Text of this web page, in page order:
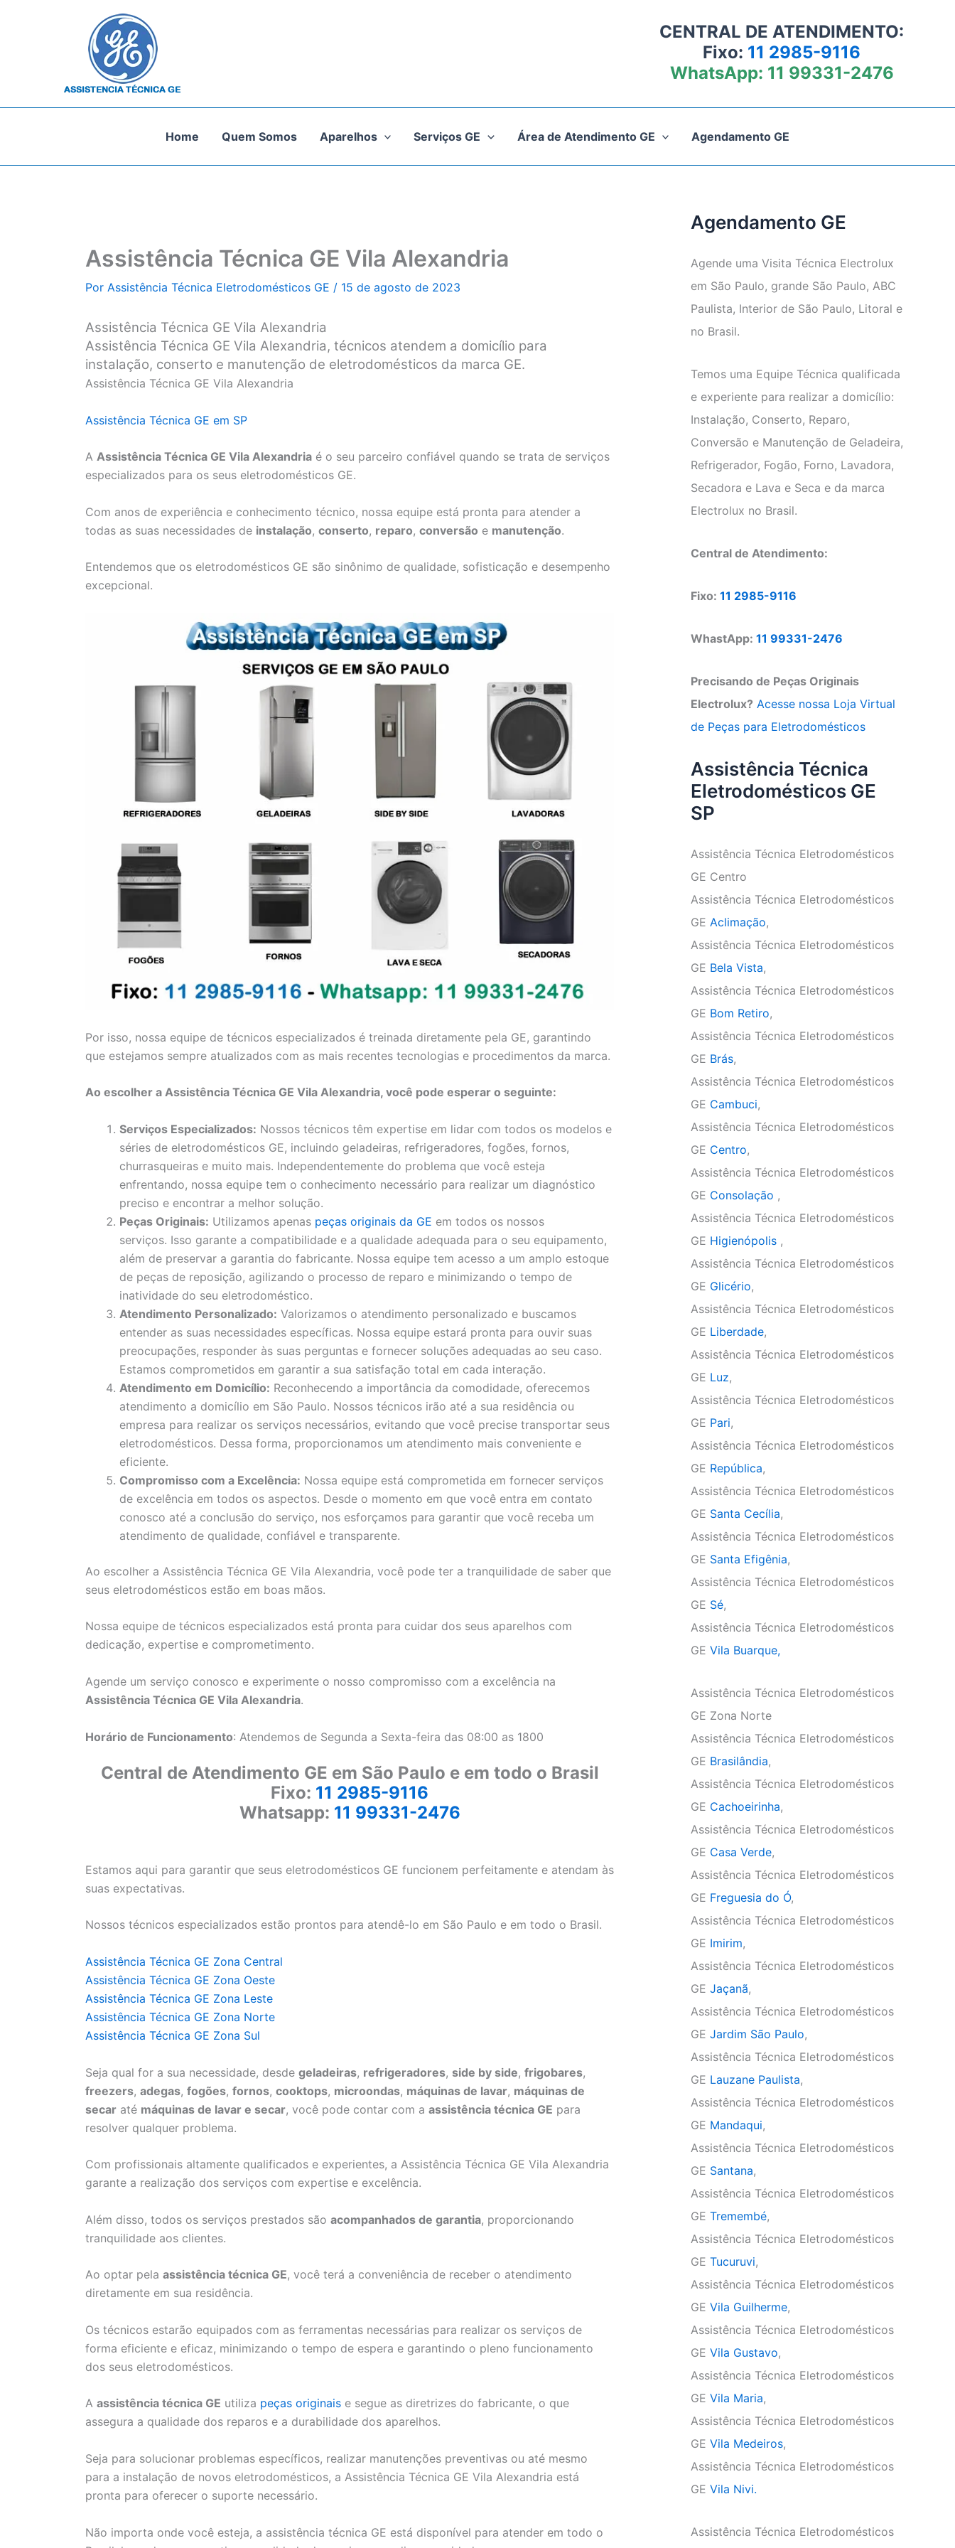
CENTRAL DE ATENDIMENTO:
Fixo: 11 2985-9116
WhatsApp: 11 99331-2476
Home Quem Somos Aparelhos Serviços GE Área de Atendimento GE Agendamento GE
Assistência Técnica GE Vila Alexandria
Por Assistência Técnica Eletrodomésticos GE / 15 de agosto de 2023
Assistência Técnica GE Vila Alexandria
Assistência Técnica GE Vila Alexandria, técnicos atendem a domicílio para
instalação, conserto e manutenção de eletrodomésticos da marca GE.
Assistência Técnica GE Vila Alexandria
Assistência Técnica GE em SP
A Assistência Técnica GE Vila Alexandria é o seu parceiro confiável quando se trata de serviços
especializados para os seus eletrodomésticos GE.
Com anos de experiência e conhecimento técnico, nossa equipe está pronta para atender a
todas as suas necessidades de instalação, conserto, reparo, conversão e manutenção.
Entendemos que os eletrodomésticos GE são sinônimo de qualidade, sofisticação e desempenho
excepcional.
Por isso, nossa equipe de técnicos especializados é treinada diretamente pela GE, garantindo
que estejamos sempre atualizados com as mais recentes tecnologias e procedimentos da marca.
Ao escolher a Assistência Técnica GE Vila Alexandria, você pode esperar o seguinte:
Serviços Especializados: Nossos técnicos têm expertise em lidar com todos os modelos e
séries de eletrodomésticos GE, incluindo geladeiras, refrigeradores, fogões, fornos,
churrasqueiras e muito mais. Independentemente do problema que você esteja
enfrentando, nossa equipe tem o conhecimento necessário para realizar um diagnóstico
preciso e encontrar a melhor solução.
Peças Originais: Utilizamos apenas peças originais da GE em todos os nossos
serviços. Isso garante a compatibilidade e a qualidade adequada para o seu equipamento,
além de preservar a garantia do fabricante. Nossa equipe tem acesso a um amplo estoque
de peças de reposição, agilizando o processo de reparo e minimizando o tempo de
inatividade do seu eletrodoméstico.
Atendimento Personalizado: Valorizamos o atendimento personalizado e buscamos
entender as suas necessidades específicas. Nossa equipe estará pronta para ouvir suas
preocupações, responder às suas perguntas e fornecer soluções adequadas ao seu caso.
Estamos comprometidos em garantir a sua satisfação total em cada interação.
Atendimento em Domicílio: Reconhecendo a importância da comodidade, oferecemos
atendimento a domicílio em São Paulo. Nossos técnicos irão até a sua residência ou
empresa para realizar os serviços necessários, evitando que você precise transportar seus
eletrodomésticos. Dessa forma, proporcionamos um atendimento mais conveniente e
eficiente.
Compromisso com a Excelência: Nossa equipe está comprometida em fornecer serviços
de excelência em todos os aspectos. Desde o momento em que você entra em contato
conosco até a conclusão do serviço, nos esforçamos para garantir que você receba um
atendimento de qualidade, confiável e transparente.
Ao escolher a Assistência Técnica GE Vila Alexandria, você pode ter a tranquilidade de saber que
seus eletrodomésticos estão em boas mãos.
Nossa equipe de técnicos especializados está pronta para cuidar dos seus aparelhos com
dedicação, expertise e comprometimento.
Agende um serviço conosco e experimente o nosso compromisso com a excelência na
Assistência Técnica GE Vila Alexandria.
Horário de Funcionamento: Atendemos de Segunda a Sexta-feira das 08:00 as 1800
Central de Atendimento GE em São Paulo e em todo o Brasil
Fixo: 11 2985-9116
Whatsapp: 11 99331-2476
Estamos aqui para garantir que seus eletrodomésticos GE funcionem perfeitamente e atendam às
suas expectativas.
Nossos técnicos especializados estão prontos para atendê-lo em São Paulo e em todo o Brasil.
Assistência Técnica GE Zona Central
Assistência Técnica GE Zona Oeste
Assistência Técnica GE Zona Leste
Assistência Técnica GE Zona Norte
Assistência Técnica GE Zona Sul
Seja qual for a sua necessidade, desde geladeiras, refrigeradores, side by side, frigobares,
freezers, adegas, fogões, fornos, cooktops, microondas, máquinas de lavar, máquinas de
secar até máquinas de lavar e secar, você pode contar com a assistência técnica GE para
resolver qualquer problema.
Com profissionais altamente qualificados e experientes, a Assistência Técnica GE Vila Alexandria
garante a realização dos serviços com expertise e excelência.
Além disso, todos os serviços prestados são acompanhados de garantia, proporcionando
tranquilidade aos clientes.
Ao optar pela assistência técnica GE, você terá a conveniência de receber o atendimento
diretamente em sua residência.
Os técnicos estarão equipados com as ferramentas necessárias para realizar os serviços de
forma eficiente e eficaz, minimizando o tempo de espera e garantindo o pleno funcionamento
dos seus eletrodomésticos.
A assistência técnica GE utiliza peças originais e segue as diretrizes do fabricante, o que
assegura a qualidade dos reparos e a durabilidade dos aparelhos.
Seja para solucionar problemas específicos, realizar manutenções preventivas ou até mesmo
para a instalação de novos eletrodomésticos, a Assistência Técnica GE Vila Alexandria está
pronta para oferecer o suporte necessário.
Não importa onde você esteja, a assistência técnica GE está disponível para atender em todo o
Agendamento GE
Agende uma Visita Técnica Electrolux
em São Paulo, grande São Paulo, ABC
Paulista, Interior de São Paulo, Litoral e
no Brasil.
Temos uma Equipe Técnica qualificada
e experiente para realizar a domicílio:
Instalação, Conserto, Reparo,
Conversão e Manutenção de Geladeira,
Refrigerador, Fogão, Forno, Lavadora,
Secadora e Lava e Seca e da marca
Electrolux no Brasil.
Central de Atendimento:
Fixo: 11 2985-9116
WhastApp: 11 99331-2476
Precisando de Peças Originais
Electrolux? Acesse nossa Loja Virtual
de Peças para Eletrodomésticos
Assistência Técnica
Eletrodomésticos GE
SP
Assistência Técnica Eletrodomésticos
GE Centro
Assistência Técnica Eletrodomésticos
GE Aclimação,
Assistência Técnica Eletrodomésticos
GE Bela Vista,
Assistência Técnica Eletrodomésticos
GE Bom Retiro,
Assistência Técnica Eletrodomésticos
GE Brás,
Assistência Técnica Eletrodomésticos
GE Cambuci,
Assistência Técnica Eletrodomésticos
GE Centro,
Assistência Técnica Eletrodomésticos
GE Consolação ,
Assistência Técnica Eletrodomésticos
GE Higienópolis ,
Assistência Técnica Eletrodomésticos
GE Glicério,
Assistência Técnica Eletrodomésticos
GE Liberdade,
Assistência Técnica Eletrodomésticos
GE Luz,
Assistência Técnica Eletrodomésticos
GE Pari,
Assistência Técnica Eletrodomésticos
GE República,
Assistência Técnica Eletrodomésticos
GE Santa Cecília,
Assistência Técnica Eletrodomésticos
GE Santa Efigênia,
Assistência Técnica Eletrodomésticos
GE Sé,
Assistência Técnica Eletrodomésticos
GE Vila Buarque,
Assistência Técnica Eletrodomésticos
GE Zona Norte
Assistência Técnica Eletrodomésticos
GE Brasilândia,
Assistência Técnica Eletrodomésticos
GE Cachoeirinha,
Assistência Técnica Eletrodomésticos
GE Casa Verde,
Assistência Técnica Eletrodomésticos
GE Freguesia do Ó,
Assistência Técnica Eletrodomésticos
GE Imirim,
Assistência Técnica Eletrodomésticos
GE Jaçanã,
Assistência Técnica Eletrodomésticos
GE Jardim São Paulo,
Assistência Técnica Eletrodomésticos
GE Lauzane Paulista,
Assistência Técnica Eletrodomésticos
GE Mandaqui,
Assistência Técnica Eletrodomésticos
GE Santana,
Assistência Técnica Eletrodomésticos
GE Tremembé,
Assistência Técnica Eletrodomésticos
GE Tucuruvi,
Assistência Técnica Eletrodomésticos
GE Vila Guilherme,
Assistência Técnica Eletrodomésticos
GE Vila Gustavo,
Assistência Técnica Eletrodomésticos
GE Vila Maria,
Assistência Técnica Eletrodomésticos
GE Vila Medeiros,
Assistência Técnica Eletrodomésticos
GE Vila Nivi.
Assistência Técnica Eletrodomésticos